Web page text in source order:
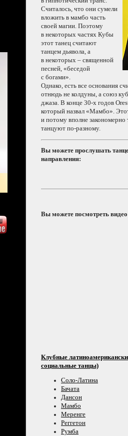
Считалось, что они сумели
вложить в мамбо часть
своей магии. Поэтому
в некоторых частях Кубы
этот танец считают
танцем дьявола, а
в некоторых – священной
песней, «беседой
с богами».
Однако, есть все основания
отнюдь не колдуны, а союз
джаза. В конце 30-х годов
который назвал «Мамбо».
и потому вполне закономерно
танцуют по-разному.
Вы можете прослушать
направления:
Вы можете посмотреть
Клубные
социальные танцы)
Соло-Латина
Бачата
Дансон
Мамбо
Меренге
Реггетон
Румба